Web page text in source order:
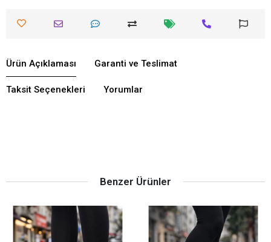
Ürün Açıklaması Garanti ve Teslimat
Taksit Seçenekleri Yorumlar
Benzer Ürünler